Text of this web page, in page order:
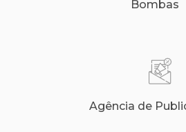
Bombas
Agência de